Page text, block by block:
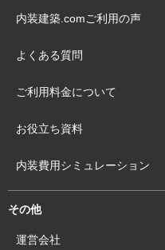
内装建築.comご利用の声
よくある質問
ご利用料金について
お役立ち資料
内装費用シミュレーション
その他
運営会社